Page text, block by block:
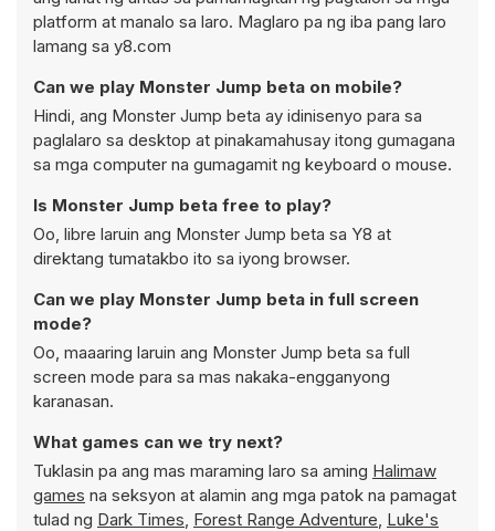
platform at manalo sa laro. Maglaro pa ng iba pang laro
lamang sa y8.com
Can we play Monster Jump beta on mobile?
Hindi, ang Monster Jump beta ay idinisenyo para sa
paglalaro sa desktop at pinakamahusay itong gumagana
sa mga computer na gumagamit ng keyboard o mouse.
Is Monster Jump beta free to play?
Oo, libre laruin ang Monster Jump beta sa Y8 at
direktang tumatakbo ito sa iyong browser.
Can we play Monster Jump beta in full screen
mode?
Oo, maaaring laruin ang Monster Jump beta sa full
screen mode para sa mas nakaka-engganyong
karanasan.
What games can we try next?
Tuklasin pa ang mas maraming laro sa aming Halimaw
games na seksyon at alamin ang mga patok na pamagat
tulad ng Dark Times, Forest Range Adventure, Luke's